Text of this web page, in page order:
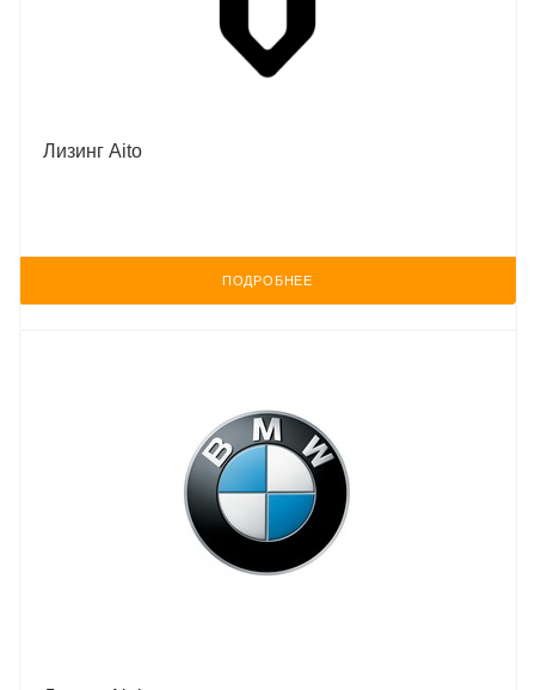
Лизинг Aito
ПОДРОБНЕЕ